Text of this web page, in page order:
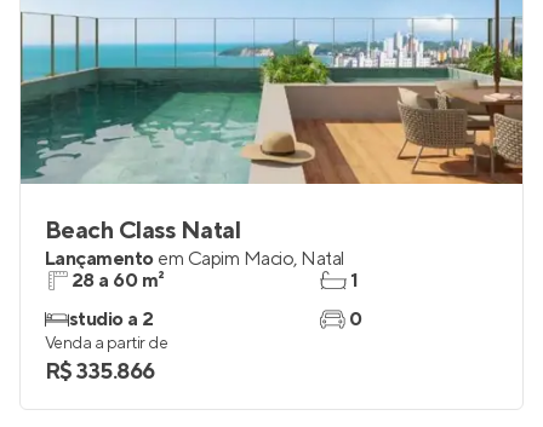
Beach Class Natal
Lançamento em Capim Macio, Natal
28 a 60 m²
studio a 2
1
0
Venda a partir de
R$ 335.866